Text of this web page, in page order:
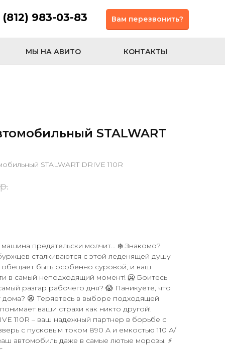
(812) 983-03-83
МЫ НА АВИТО КОНТАКТЫ
Вам перезвонить?
STALWART
STALWART DRIVE 110R
р.
машина предательски молчит… ❄️ Знакомо?
сталкиваются с этой леденящей душу
быть особенно суровой, и ваш
в самый неподходящий момент! 🥶 Боитесь
разгар рабочего дня? 😱 Паникуете, что
дома? 😫 Теряетесь в выборе подходящей
ваши страхи как никто другой!
110R – ваш надежный партнер в борьбе с
с пусковым током 890 А и емкостью 110 А/
автомобиль даже в самые лютые морозы. ⚡